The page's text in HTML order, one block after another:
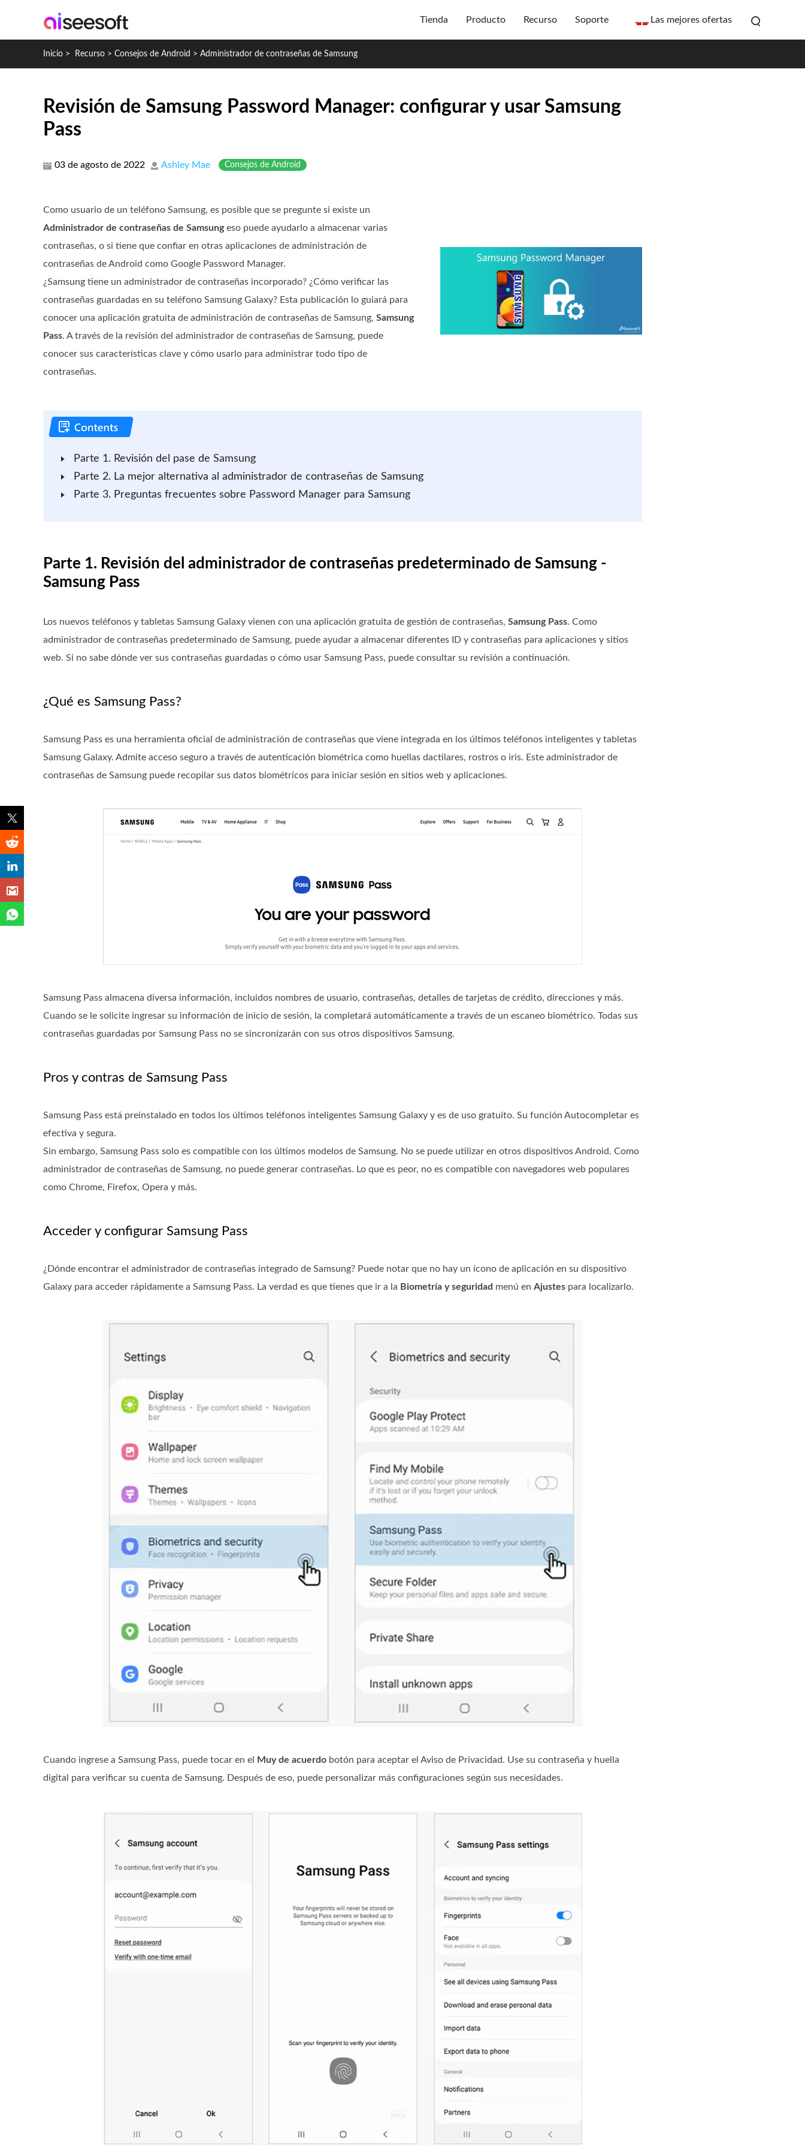
Tienda Producto Recurso Soporte Las mejores ofertas
Inicio > Recurso > Consejos de Android > Administrador de contraseñas de Samsung
Revisión de Samsung Password Manager: configurar y usar Samsung
Pass
03 de agosto de 2022 Ashley Mae Consejos de Android
Como usuario de un teléfono Samsung, es posible que se pregunte si existe un
Administrador de contraseñas de Samsungeso puede ayudarlo a almacenar varias
contraseñas, o si tiene que confiar en otras aplicaciones de administración de
contraseñas de Android como Google Password Manager.
¿Samsung tiene un administrador de contraseñas incorporado? ¿Cómo verificar las
contraseñas guardadas en su teléfono Samsung Galaxy? Esta publicación lo guiará para
conocer una aplicación gratuita de administración de contraseñas de Samsung, Samsung
Pass. A través de la revisión del administrador de contraseñas de Samsung, puede
conocer sus características clave y cómo usarlo para administrar todo tipo de
contraseñas.
Parte 1. Revisión del pase de Samsung
Parte 2. La mejor alternativa al administrador de contraseñas de Samsung
Parte 3. Preguntas frecuentes sobre Password Manager para Samsung
Parte 1. Revisión del administrador de contraseñas predeterminado de Samsung -
Samsung Pass
Los nuevos teléfonos y tabletas Samsung Galaxy vienen con una aplicación gratuita de gestión de contraseñas, Samsung Pass. Como
administrador de contraseñas predeterminado de Samsung, puede ayudar a almacenar diferentes ID y contraseñas para aplicaciones y sitios
web. Si no sabe dónde ver sus contraseñas guardadas o cómo usar Samsung Pass, puede consultar su revisión a continuación.
¿Qué es Samsung Pass?
Samsung Pass es una herramienta oficial de administración de contraseñas que viene integrada en los últimos teléfonos inteligentes y tabletas
Samsung Galaxy. Admite acceso seguro a través de autenticación biométrica como huellas dactilares, rostros o iris. Este administrador de
contraseñas de Samsung puede recopilar sus datos biométricos para iniciar sesión en sitios web y aplicaciones.
Samsung Pass almacena diversa información, incluidos nombres de usuario, contraseñas, detalles de tarjetas de crédito, direcciones y más.
Cuando se le solicite ingresar su información de inicio de sesión, la completará automáticamente a través de un escaneo biométrico. Todas sus
contraseñas guardadas por Samsung Pass no se sincronizarán con sus otros dispositivos Samsung.
Pros y contras de Samsung Pass
Samsung Pass está preinstalado en todos los últimos teléfonos inteligentes Samsung Galaxy y es de uso gratuito. Su función Autocompletar es
efectiva y segura.
Sin embargo, Samsung Pass solo es compatible con los últimos modelos de Samsung. No se puede utilizar en otros dispositivos Android. Como
administrador de contraseñas de Samsung, no puede generar contraseñas. Lo que es peor, no es compatible con navegadores web populares
como Chrome, Firefox, Opera y más.
Acceder y configurar Samsung Pass
¿Dónde encontrar el administrador de contraseñas integrado de Samsung? Puede notar que no hay un ícono de aplicación en su dispositivo
Galaxy para acceder rápidamente a Samsung Pass. La verdad es que tienes que ir a la Biometría y seguridad menú en Ajustes para localizarlo.
Cuando ingrese a Samsung Pass, puede tocar en el Muy de acuerdo botón para aceptar el Aviso de Privacidad. Use su contraseña y huella
digital para verificar su cuenta de Samsung. Después de eso, puede personalizar más configuraciones según sus necesidades.